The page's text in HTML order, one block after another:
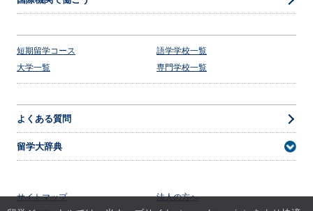
短期留学コース
語学学校一覧
大学一覧
専門学校一覧
よくある質問
留学大辞典
サイトマップ
法人の方へ